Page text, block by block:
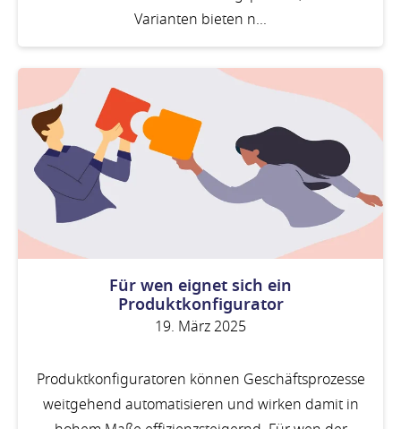
Varianten bieten n...
Für wen eignet sich ein
Produktkonfigurator
19. März 2025
Produktkonfiguratoren können Geschäftsprozesse
weitgehend automatisieren und wirken damit in